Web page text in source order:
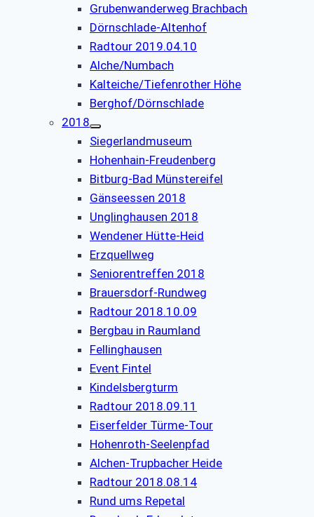
Grubenwanderweg Brachbach
Dörnschlade-Altenhof
Radtour 2019.04.10
Alche/Numbach
Kalteiche/Tiefenrother Höhe
Berghof/Dörnschlade
2018
Siegerlandmuseum
Hohenhain-Freudenberg
Bitburg-Bad Münstereifel
Gänseessen 2018
Unglinghausen 2018
Wendener Hütte-Heid
Erzquellweg
Seniorentreffen 2018
Brauersdorf-Rundweg
Radtour 2018.10.09
Bergbau in Raumland
Fellinghausen
Event Fintel
Kindelsbergturm
Radtour 2018.09.11
Eiserfelder Türme-Tour
Hohenroth-Seelenpfad
Alchen-Trupbacher Heide
Radtour 2018.08.14
Rund ums Repetal